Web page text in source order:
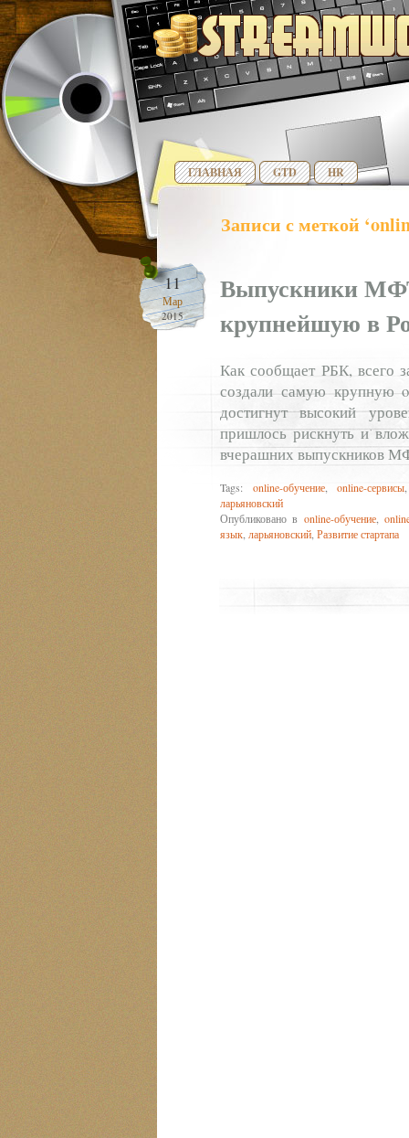
ГЛАВНАЯ GTD HR
Записи с меткой
11
Мар
2015
Выпускники
крупнейшую в
Как сообщает РБК, всего
создали самую крупную
достигнут высокий
пришлось рискнуть и
вчерашних выпускников
Tags: online-обучение,online-сервисы
ларьяновский
Опубликовано в online-обучение,
язык ларьяновский Развитие стартапа